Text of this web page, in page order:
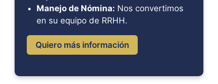
Manejo de Nómina: Nos convertimos
en su equipo de RRHH.
Quiero más información